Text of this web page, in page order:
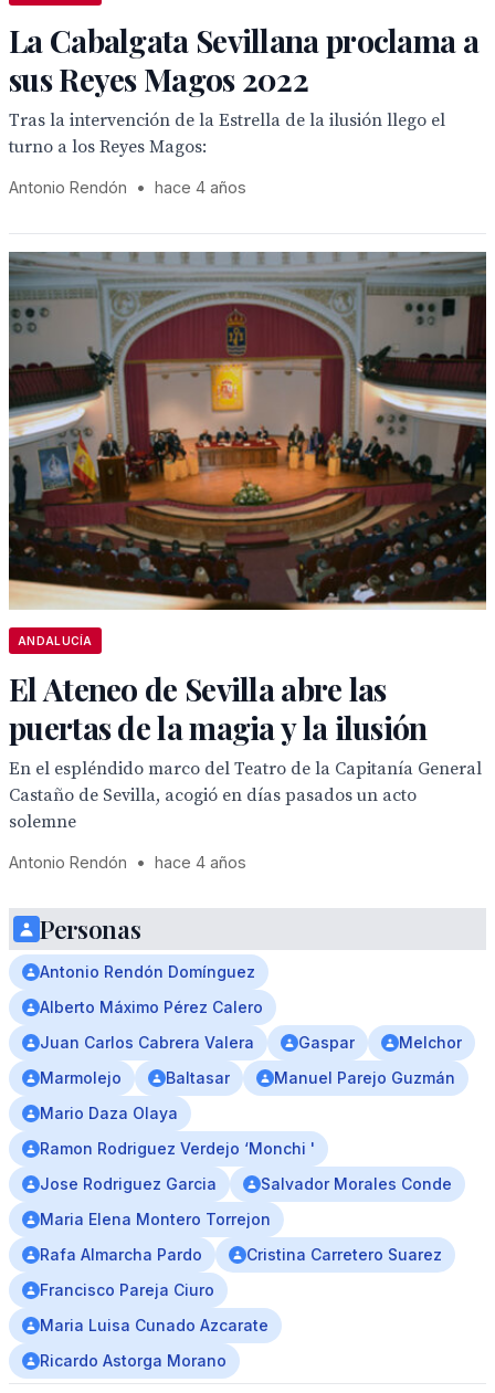
La Cabalgata Sevillana proclama a
sus Reyes Magos 2022
Tras la intervención de la Estrella de la ilusión llego el
turno a los Reyes Magos:
Antonio Rendón • hace 4 años
ANDALUCÍA
El Ateneo de Sevilla abre las
puertas de la magia y la ilusión
En el espléndido marco del Teatro de la Capitanía General
Castaño de Sevilla, acogió en días pasados un acto
solemne
Antonio Rendón • hace 4 años
Personas
Antonio Rendón Domínguez
Alberto Máximo Pérez Calero
Juan Carlos Cabrera Valera
Gaspar
Melchor
Marmolejo
Baltasar
Manuel Parejo Guzmán
Mario Daza Olaya
Ramon Rodriguez Verdejo ‘Monchi '
Jose Rodriguez Garcia
Salvador Morales Conde
Maria Elena Montero Torrejon
Rafa Almarcha Pardo
Cristina Carretero Suarez
Francisco Pareja Ciuro
Maria Luisa Cunado Azcarate
Ricardo Astorga Morano